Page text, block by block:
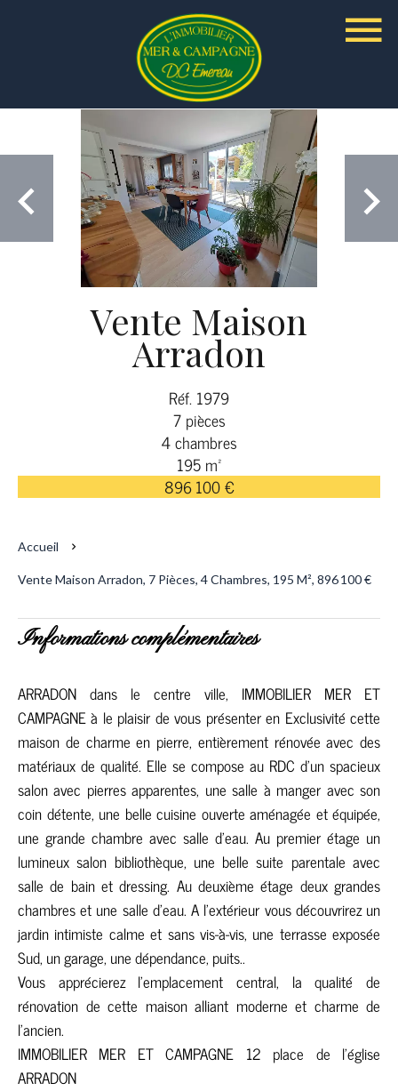
Vente Maison
Arradon
Réf. 1979
7 pièces
4 chambres
195 m²
896 100 €
Accueil
Vente Maison Arradon, 7 Pièces, 4 Chambres, 195 M², 896 100 €
Informations complémentaires
ARRADON dans le centre ville, IMMOBILIER MER ET
CAMPAGNE à le plaisir de vous présenter en Exclusivité cette
maison de charme en pierre, entièrement rénovée avec des
matériaux de qualité. Elle se compose au RDC d'un spacieux
salon avec pierres apparentes, une salle à manger avec son
coin détente, une belle cuisine ouverte aménagée et équipée,
une grande chambre avec salle d'eau. Au premier étage un
lumineux salon bibliothèque, une belle suite parentale avec
salle de bain et dressing. Au deuxième étage deux grandes
chambres et une salle d'eau. A l'extérieur vous découvrirez un
jardin intimiste calme et sans vis-à-vis, une terrasse exposée
Sud, un garage, une dépendance, puits..
Vous apprécierez l'emplacement central, la qualité de
rénovation de cette maison alliant moderne et charme de
l'ancien.
IMMOBILIER MER ET CAMPAGNE 12 place de l'église
ARRADON